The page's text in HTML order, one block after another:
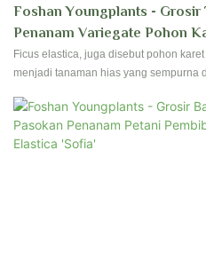
Foshan Youngplants - Grosir
Penanam Variegate Pohon
Shivereana Moonshine
Ficus elastica, juga disebut pohon
menjadi tanaman hias yang sempurna
mereka. Foshan Youngplants
pendirian dimulai. Hubungi kami untuk
untuk pembibitan Anda!